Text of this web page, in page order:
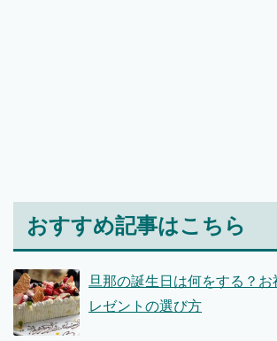
おすすめ記事はこちら
旦那の誕生日は何をする？
レゼントの選び方